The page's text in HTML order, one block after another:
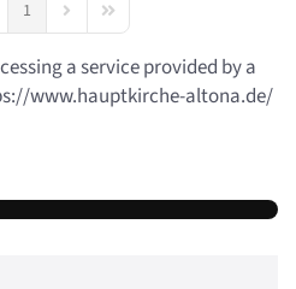
Page
1 Next PageLast Page
a service provided by a
www.hauptkirche-altona.de/